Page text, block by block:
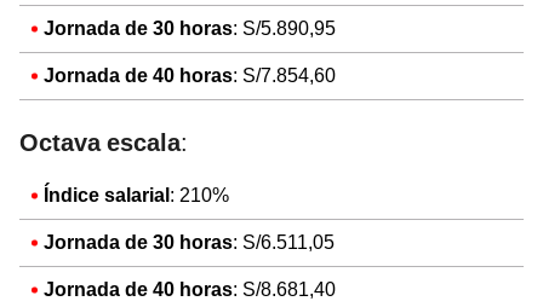
Jornada de 30 horas: S/5.890,95
Jornada de 40 horas: S/7.854,60
Octava escala:
Índice salarial: 210%
Jornada de 30 horas: S/6.511,05
Jornada de 40 horas: S/8.681,40